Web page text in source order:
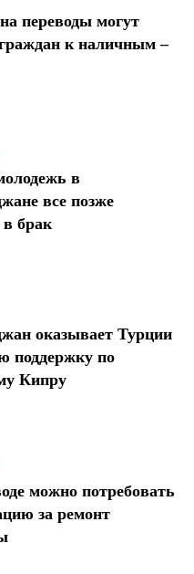
переводы могут
к наличным –
в
все позже
в брак
оказывает Турции
поддержку по
Кипру
можно потребовать
за ремонт